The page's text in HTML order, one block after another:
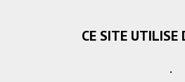
Panier
CE SITE UTILISE
.